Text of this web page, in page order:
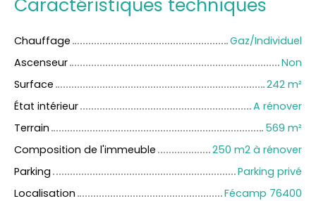
Caractéristiques techniques
Chauffage
Gaz/Individuel
Ascenseur
Non
Surface
242 m²
État intérieur
A rénover
Terrain
569 m²
Composition de l'immeuble
250 m2 à rénover
Parking
Parking privé
Localisation
Fécamp 76400